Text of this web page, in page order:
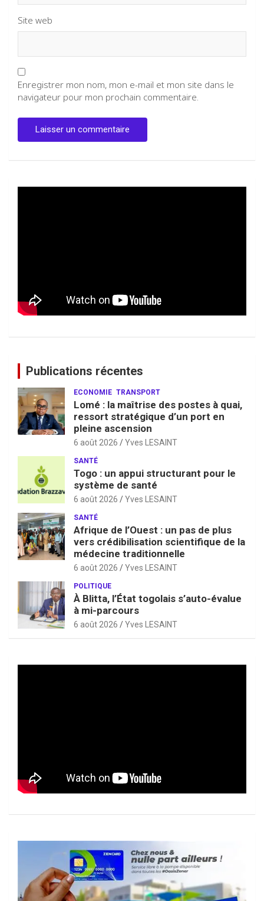
Site web
Enregistrer mon nom, mon e-mail et mon site dans le
navigateur pour mon prochain commentaire.
Publications récentes
ECONOMIE TRANSPORT
Lomé : la maîtrise des postes à quai,
ressort stratégique d’un port en
pleine ascension
6 août 2026 Yves LESAINT
SANTÉ
Togo : un appui structurant pour le
système de santé
6 août 2026 Yves LESAINT
SANTÉ
Afrique de l’Ouest : un pas de plus
vers crédibilisation scientifique de la
médecine traditionnelle
6 août 2026 Yves LESAINT
POLITIQUE
À Blitta, l’État togolais s’auto-évalue
à mi-parcours
6 août 2026 Yves LESAINT